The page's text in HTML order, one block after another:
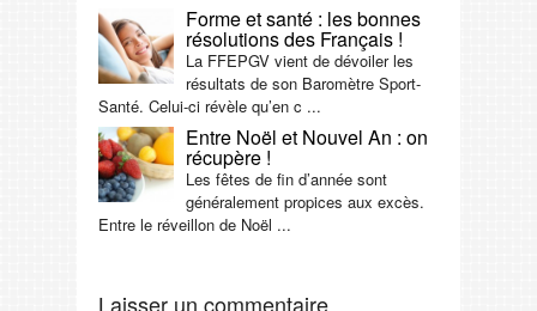
Forme et santé : les bonnes
résolutions des Français !
La FFEPGV vient de dévoiler les
résultats de son Baromètre Sport-
Santé. Celui-ci révèle qu’en c ...
Entre Noël et Nouvel An : on
récupère !
Les fêtes de fin d’année sont
généralement propices aux excès.
Entre le réveillon de Noël ...
Laisser un commentaire